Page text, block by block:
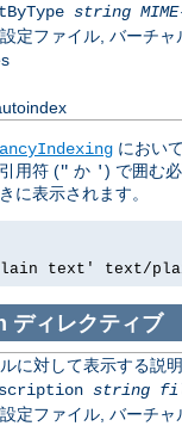
string
定ファイル, バーチ
におい
用符 (" か ') で囲む
に表示されます。
text' text/
ディレクティブ
に対して表示する説明
string
定ファイル, バーチ